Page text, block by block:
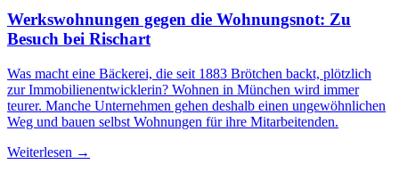
Werkswohnungen gegen die Wohnungsnot: Zu
Besuch bei Rischart
Was macht eine Bäckerei, die seit 1883 Brötchen backt, plötzlich
zur Immobilienentwicklerin? Wohnen in München wird immer
teurer. Manche Unternehmen gehen deshalb einen ungewöhnlichen
Weg und bauen selbst Wohnungen für ihre Mitarbeitenden.
Weiterlesen →